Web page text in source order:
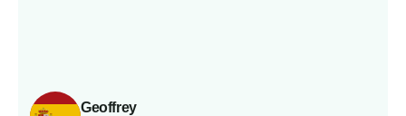
Geoffrey